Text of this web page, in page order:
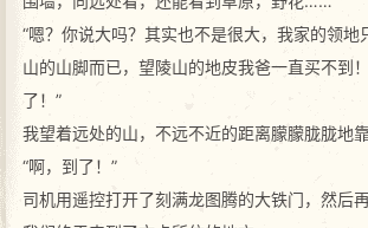
“嗯？你说大吗？其实也不是很大，我家的领地
山的山脚而已，望陵山的地皮我爸一直买不到
了！”
我望着远处的山，不远不近的距离朦朦胧胧地
“啊，到了！”
司机用遥控打开了刻满龙图腾的大铁门，然后